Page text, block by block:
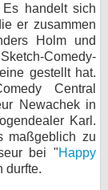
handelt sich
er zusammen
Holm und
Comedy-
gestellt hat.
Central
Newachek in
Karl.
maßgeblich zu
bei "Happy
durfte.